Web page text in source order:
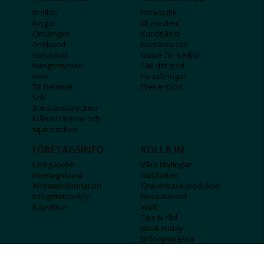
Bröllop
Ringar
Örhängen
Armband
Halsband
Hängsmycken
Herr
Till hemmet
Stål
Bokstavssmycken
Månadsstenar och
stjärntecken
Hitta butik
Bli medlem
Kundtjänst
Kontakta oss
Guide för kedjor
Sälj ditt guld
Försäkringar
Presentkort
FÖRETAGSINFO
Lediga jobb
Företagskund
Affiliateinformation
Integritetspolicy
Köpvillkor
KOLLA IN
Våra tävlingar
Guldlotten
Graverbara produkter
Rosa Bandet
Wolt
Tips & råd
Black Friday
Bröllopsmässa